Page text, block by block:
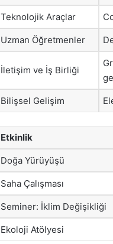
Teknolojik Araçlar
Uzman Öğretmenler
İletişim ve İş Birliği
Bilişsel Gelişim
Etkinlik
Doğa Yürüyüşü
Saha Çalışması
Seminer: İklim Değişikliği
Ekoloji Atölyesi